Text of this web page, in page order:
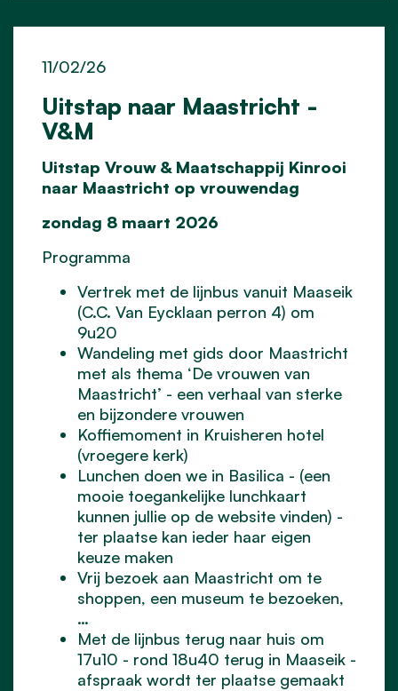
Uitstap naar Maastricht -
V&M
11/02/26
Uitstap Vrouw & Maatschappij Kinrooi
naar Maastricht op vrouwendag
zondag 8 maart 2026
Programma
Vertrek met de lijnbus vanuit Maaseik
(C.C. Van Eycklaan perron 4) om
9u20
Wandeling met gids door Maastricht
met als thema ‘De vrouwen van
Maastricht’ - een verhaal van sterke
en bijzondere vrouwen
Koffiemoment in Kruisheren hotel
(vroegere kerk)
Lunchen doen we in Basilica - (een
mooie toegankelijke lunchkaart
kunnen jullie op de website vinden) -
ter plaatse kan ieder haar eigen
keuze maken
Vrij bezoek aan Maastricht om te
shoppen, een museum te bezoeken,
…
Met de lijnbus terug naar huis om
17u10 - rond 18u40 terug in Maaseik -
afspraak wordt ter plaatse gemaakt